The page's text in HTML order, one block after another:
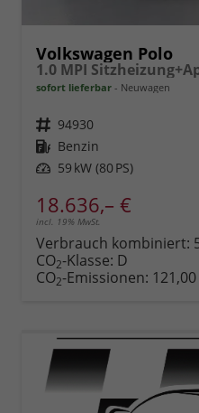
Volkswagen Polo
sofort lieferbar Neuwagen
Fahrzeugnr. 94930
Kraftstoff Benzin
Leistung 59 kW (80 PS)
18.636,– €
incl. 19% MwSt.
Verbrauch kombiniert:
CO2-Klasse: D
CO2-Emissionen: